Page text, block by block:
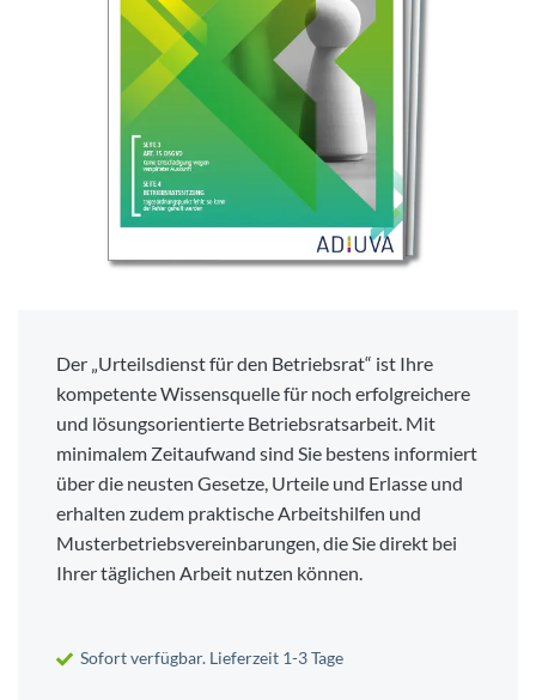
Der „Urteilsdienst für den Betriebsrat“ ist Ihre
kompetente Wissensquelle für noch erfolgreichere
und lösungsorientierte Betriebsratsarbeit. Mit
minimalem Zeitaufwand sind Sie bestens informiert
über die neusten Gesetze, Urteile und Erlasse und
erhalten zudem praktische Arbeitshilfen und
Musterbetriebsvereinbarungen, die Sie direkt bei
Ihrer täglichen Arbeit nutzen können.
Sofort verfügbar. Lieferzeit 1-3 Tage